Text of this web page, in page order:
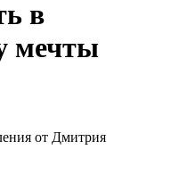
в
мечты
от Дмитрия